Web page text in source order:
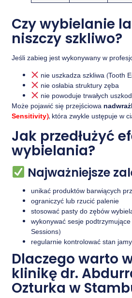
Czy wybielanie
niszczy szkliwo?
Jeśli zabieg jest wykonywany w
nie uszkadza szkliwa (Tooth
nie osłabia struktury zęba
nie powoduje trwałych
Może pojawić się przejściowa
Sensitivity), która zwykle ustępuje w
Jak przedłużyć
wybielania?
Najważniejsze
unikać produktów barwiących
ograniczyć lub rzucić palenie
stosować pasty do zębów
wykonywać sesje
Sessions)
regularnie kontrolować stan
Dlaczego warto
klinikę dr.
Ozturka w